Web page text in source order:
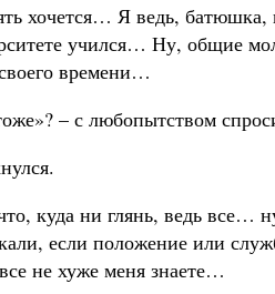
хочется… Я ведь, батюшка,
учился… Ну, общие
времени…
– с любопытством
куда ни глянь, ведь все…
если положение или
не хуже меня знаете…